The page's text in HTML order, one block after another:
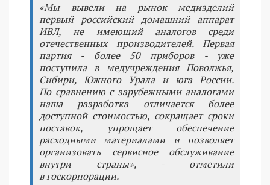
«Мы вывели на рынок медизделий
первый российский домашний аппарат
ИВЛ, не имеющий аналогов среди
отечественных производителей. Первая
партия - более 50 приборов - уже
поступила в медучреждения Поволжья,
Сибири, Южного Урала и юга России.
По сравнению с зарубежными аналогами
наша разработка отличается более
доступной стоимостью, сокращает сроки
поставок, упрощает обеспечение
расходными материалами и позволяет
организовать сервисное обслуживание
внутри страны», - отметили
в госкорпорации.